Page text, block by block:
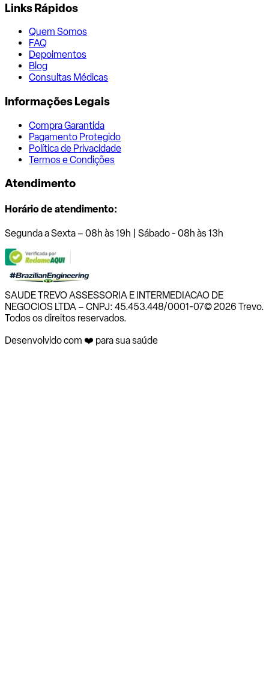
Links Rápidos
Quem Somos
FAQ
Depoimentos
Blog
Consultas Médicas
Informações Legais
Compra Garantida
Pagamento Protegido
Política de Privacidade
Termos e Condições
Atendimento
Horário de atendimento:
Segunda a Sexta – 08h às 19h | Sábado - 08h às 13h
SAUDE TREVO ASSESSORIA E INTERMEDIACAO DE
NEGOCIOS LTDA – CNPJ: 45.453.448/0001-07© 2026 Trevo.
Todos os direitos reservados.
Desenvolvido com ❤️ para sua saúde